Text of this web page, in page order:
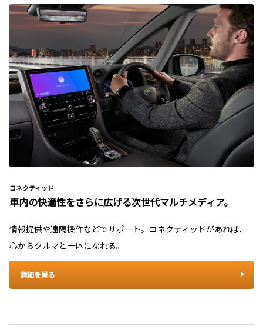
コネクティッド
車内の快適性をさらに広げる次世代マルチメディア。
情報提供や遠隔操作などでサポート。コネクティッドがあれば、
心からクルマと一体になれる。
詳細を見る